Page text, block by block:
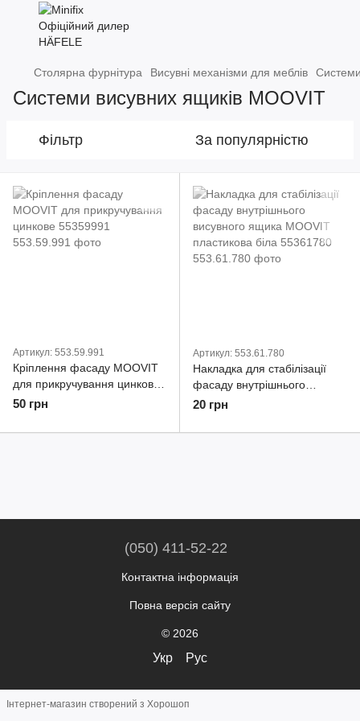
Столярна фурнітура Висувні механізми для меблів
Системи висувних ящиків MOOVIT
Фільтр За популярністю
Артикул: 553.59.991
Кріплення фасаду MOOVIT
для прикручування цинкове
55359991
50 грн
Артикул: 553.61.780
Накладка для стабілізації
фасаду внутрішнього
висувного ящика MOOVIT
20 грн
(050) 411-52-22
Контактна інформація
Повна версія сайту
© 2026
Укр Рус
Інтернет-магазин створений з Хорошоп